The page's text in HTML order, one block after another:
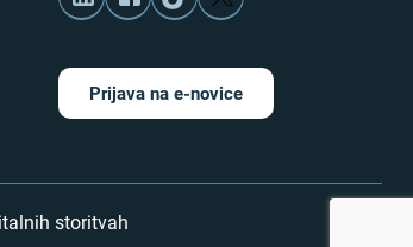
Prijava na e-novice
storitvah